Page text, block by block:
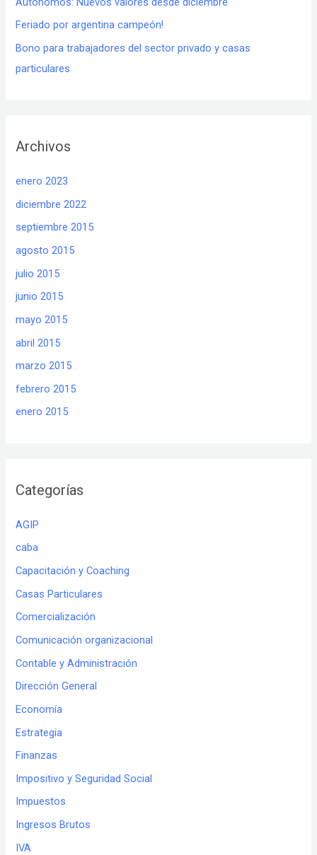
Feriado por argentina campeón!
Bono para trabajadores del sector privado y casas
particulares
Archivos
enero 2023
diciembre 2022
septiembre 2015
agosto 2015
julio 2015
junio 2015
mayo 2015
abril 2015
marzo 2015
febrero 2015
enero 2015
Categorías
AGIP
caba
Capacitación y Coaching
Casas Particulares
Comercialización
Comunicación organizacional
Contable y Administración
Dirección General
Economía
Estrategia
Finanzas
Impositivo y Seguridad Social
Impuestos
Ingresos Brutos
IVA